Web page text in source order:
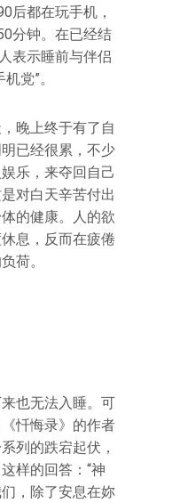
后都在玩手机，
分钟。在已经结
表示睡前与伴侣
党”。
晚上终于有了自
已经很累，不少
乐，来夺回自己
对白天辛苦付出
的健康。人的欲
息，反而在疲倦
荷。
也无法入睡。可
忏悔录》的作者
列的跌宕起伏，
样的回答：“神
，除了安息在妳